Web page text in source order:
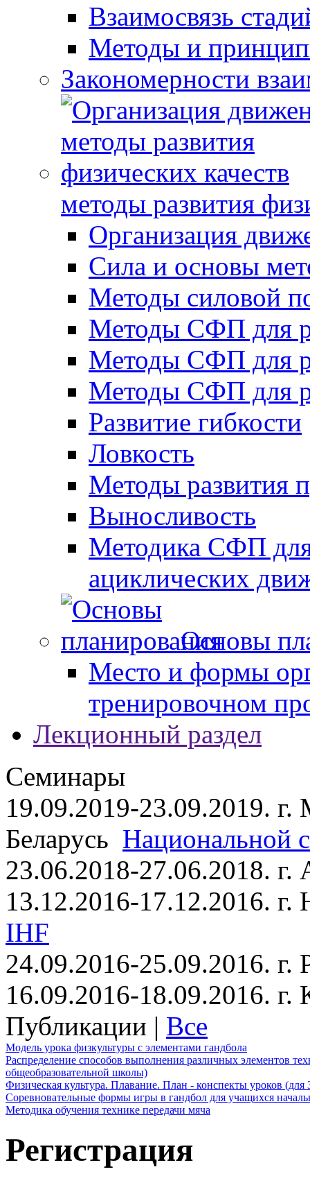
Взаимосвязь
Методы и
Закономерности
методы развития
Организация
Сила и основы
Методы силовой
Методы СФП для
Методы СФП для
Методы СФП для
Развитие гибкости
Ловкость
Методы развития
Выносливость
Методика СФП для
ациклических
Основы
Место и формы
тренировочном
Лекционный раздел
Семинары
19.09.2019-23.09.2019. г.
Беларусь Национальной
23.06.2018-27.06.2018.
13.12.2016-17.12.2016.
IHF
24.09.2016-25.09.2016. г.
16.09.2016-18.09.2016.
Публикации | Все
Модель урока физкультуры с элементами гандбола
Распределение способов выполнения различных элементов
общеобразовательной школы)
Физическая культура. Плавание. План - конспекты уроков (для
Соревновательные формы игры в гандбол для учащихся
Методика обучения технике передачи мяча
Регистрация